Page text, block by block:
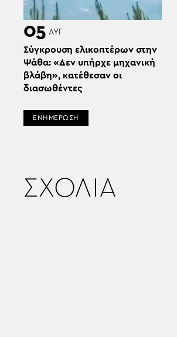
05 ΑΥΓ
Σύγκρουση ελικοπτέρων στην
Ψάθα: «Δεν υπήρχε μηχανική
βλάβη», κατέθεσαν οι
διασωθέντες
ΕΝΗΜΕΡΩΣΗ
ΣΧΟΛΙΑ